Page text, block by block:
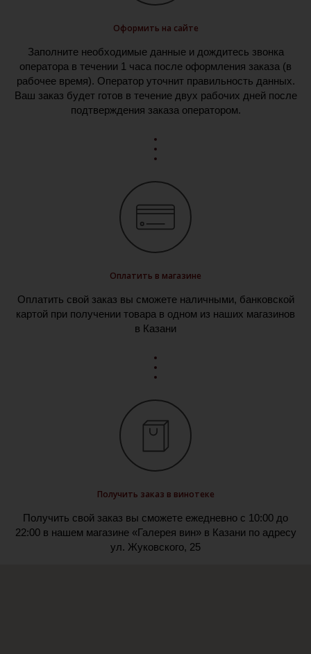
Оформить на сайте
Заполните необходимые данные и дождитесь звонка
оператора в течении 1 часа после оформления заказа (в
рабочее время). Оператор уточнит правильность данных.
Ваш заказ будет готов в течение двух рабочих дней после
подтверждения заказа оператором.
Оплатить в магазине
Оплатить свой заказ вы сможете наличными, банковской
картой при получении товара в одном из наших магазинов
в Казани
Получить заказ в винотеке
Получить свой заказ вы сможете ежедневно с 10:00 до
22:00 в нашем магазине «Галерея вин» в Казани по адресу
ул. Жуковского, 25